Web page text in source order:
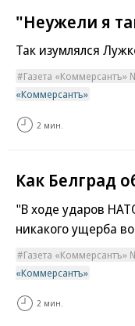
"Неужели я
Так изумлялся
Газета «Коммерсантъ»
«Коммерсантъ»
2 мин.
Как Белград
"В ходе ударов
никакого ущерба
Газета «Коммерсантъ»
«Коммерсантъ»
2 мин.